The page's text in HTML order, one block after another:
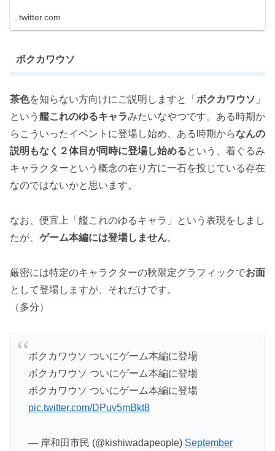
twitter.com
ボクカワウソ
茶色を知らない方向けにご説明しますと「 ボクカワウソ 」
という 艦これのゆるキャラみたいなやつです。ある時期か
らこういったイベントに登場し始め、ある時期からなんの
説明もなく２体目が同時に登場し始めるという、着ぐるみ
キャラクターという概念の在り方に一石を投じている存在
なのではないかと思います。
なお、便宜上「艦これのゆるキャラ」という表現をしまし
たが、 ゲーム本編には登場しません。
厳密には特定のキャラクターの秋限定グラフィックでお面
として登場しますが、それだけです。
（多分）
ボクカワウソ ついにゲーム本編に登場
ボクカワウソ ついにゲーム本編に登場
ボクカワウソ ついにゲーム本編に登場
pic.twitter.com/DPuv5mBkt8
— 岸和田市民 (@kishiwadapeople) September